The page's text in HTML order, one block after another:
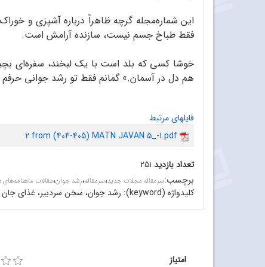
این شماره‌مجله گرچه ظاهراً درباره‌ آشپزی و
فقط طباخ جسم نیست، سازنده‌ آرامش است.
خوشا کسی که بلد است با یک لبخند، سفره‌ای
هم دل در آسمان.» گمانم فقط تو رشد جوانی
فایلهای مرتبط
2 from (404-405) MATN JAVAN 5_-1.pdf
تعداد بازدید ۲۵۱
برچسب:سرمقاله مجلات جدید،سرمقاله،رشد جوان،مقالات
کلیدواژه (keyword): رشد جوان، سخن سردبیر، غذای جان
امتیاز